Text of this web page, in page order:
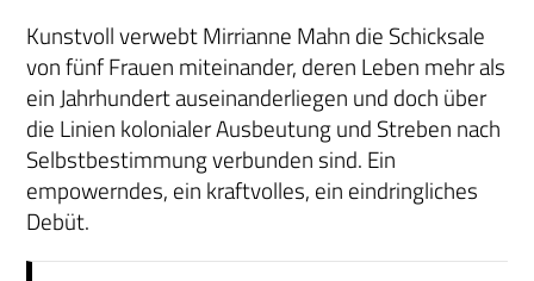
Kunstvoll verwebt Mirrianne Mahn die Schicksale
von fünf Frauen miteinander, deren Leben mehr als
ein Jahrhundert auseinanderliegen und doch über
die Linien kolonialer Ausbeutung und Streben nach
Selbstbestimmung verbunden sind. Ein
empowerndes, ein kraftvolles, ein eindringliches
Debüt.